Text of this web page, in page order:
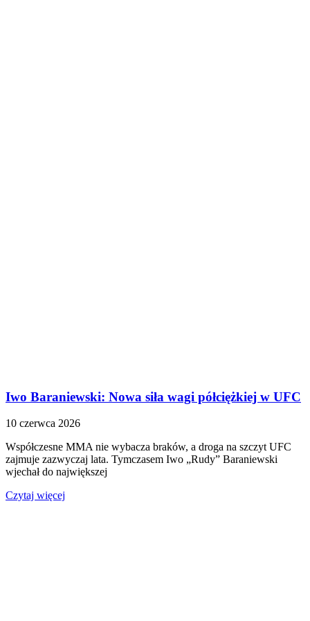
Iwo Baraniewski: Nowa siła wagi półciężkiej w UFC
10 czerwca 2026
Współczesne MMA nie wybacza braków, a droga na szczyt UFC
zajmuje zazwyczaj lata. Tymczasem Iwo „Rudy” Baraniewski
wjechał do największej
Czytaj więcej